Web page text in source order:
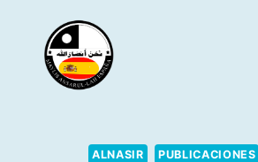
contenido
ALNASIR PUBLICACIONES